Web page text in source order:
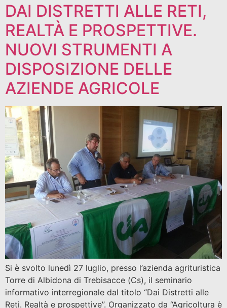
DAI DISTRETTI ALLE RETI,
REALTÀ E PROSPETTIVE.
NUOVI STRUMENTI A
DISPOSIZIONE DELLE
AZIENDE AGRICOLE
Si è svolto lunedì 27 luglio, presso l’azienda agrituristica
Torre di Albidona di Trebisacce (Cs), il seminario
informativo interregionale dal titolo “Dai Distretti alle
Reti. Realtà e prospettive”. Organizzato da “Agricoltura è